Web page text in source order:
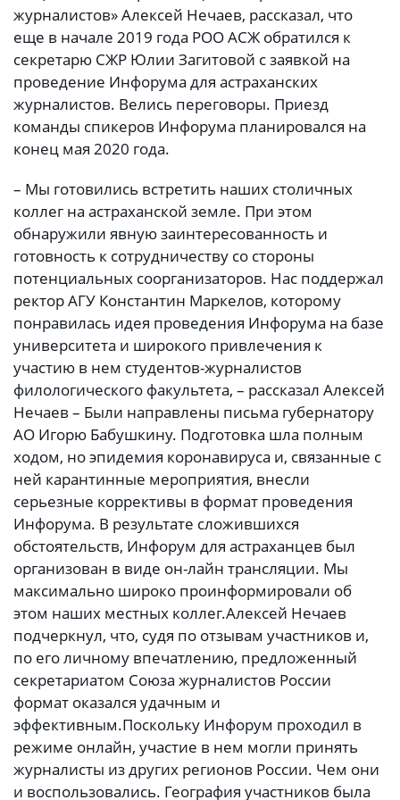
журналистов» Алексей Нечаев, рассказал, что
еще в начале 2019 года РОО АСЖ обратился к
секретарю СЖР Юлии Загитовой с заявкой на
проведение Инфорума для астраханских
журналистов. Велись переговоры. Приезд
команды спикеров Инфорума планировался на
конец мая 2020 года.
– Мы готовились встретить наших столичных
коллег на астраханской земле. При этом
обнаружили явную заинтересованность и
готовность к сотрудничеству со стороны
потенциальных соорганизаторов. Нас поддержал
ректор АГУ Константин Маркелов, которому
понравилась идея проведения Инфорума на базе
университета и широкого привлечения к
участию в нем студентов-журналистов
филологического факультета, – рассказал Алексей
Нечаев – Были направлены письма губернатору
АО Игорю Бабушкину. Подготовка шла полным
ходом, но эпидемия коронавируса и, связанные с
ней карантинные мероприятия, внесли
серьезные коррективы в формат проведения
Инфорума. В результате сложившихся
обстоятельств, Инфорум для астраханцев был
организован в виде он-лайн трансляции. Мы
максимально широко проинформировали об
этом наших местных коллег.Алексей Нечаев
подчеркнул, что, судя по отзывам участников и,
по его личному впечатлению, предложенный
секретариатом Союза журналистов России
формат оказался удачным и
эффективным.Поскольку Инфорум проходил в
режиме онлайн, участие в нем могли принять
журналисты из других регионов России. Чем они
и воспользовались. География участников была